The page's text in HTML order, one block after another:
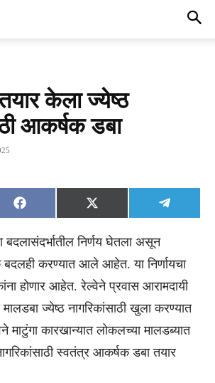
केला ज्येष्ठ
आकर्षक डबा
Share
on
Facebook
Share
on
X
(Twitter)
Share
on
बदलासंदर्भातील निर्णय घेतला असून
बदलही करण्यात आले आहेत. या निर्णायचा
होणार आहेत. रेल्वेने प्रवास आरामदायी
मालडबा ज्येष्ठ नागरिकांसाठी खुला करण्यात
कारखान्यात लोकलच्या मालडब्यात
स्वतंत्र आकर्षक डबा तयार